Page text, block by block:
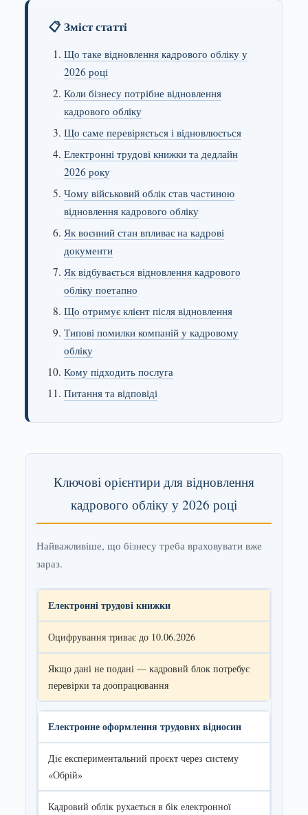
📋 Зміст статті
Що таке відновлення кадрового обліку у
2026 році
Коли бізнесу потрібне відновлення
кадрового обліку
Що саме перевіряється і відновлюється
Електронні трудові книжки та дедлайн
2026 року
Чому військовий облік став частиною
відновлення кадрового обліку
Як воєнний стан впливає на кадрові
документи
Як відбувається відновлення кадрового
обліку поетапно
Що отримує клієнт після відновлення
Типові помилки компаній у кадровому
обліку
Кому підходить послуга
Питання та відповіді
Ключові орієнтири для відновлення
кадрового обліку у 2026 році
Найважливіше, що бізнесу треба враховувати вже
зараз.
Електронні трудові книжки
Оцифрування триває до 10.06.2026
Якщо дані не подані — кадровий блок потребує
перевірки та доопрацювання
Електронне оформлення трудових відносин
Діє експериментальний проєкт через систему
«Обрій»
Кадровий облік рухається в бік електронної